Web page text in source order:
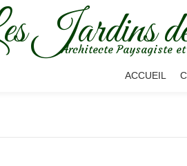
Jardins
Architecte Paysagiste
ACCUEIL